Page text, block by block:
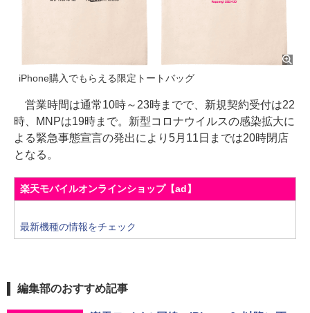
iPhone購入でもらえる限定トートバッグ
営業時間は通常10時～23時までで、新規契約受付は22
時、MNPは19時まで。新型コロナウイルスの感染拡大に
よる緊急事態宣言の発出により5月11日までは20時閉店
となる。
楽天モバイルオンラインショップ【ad】
最新機種の情報をチェック
編集部のおすすめ記事